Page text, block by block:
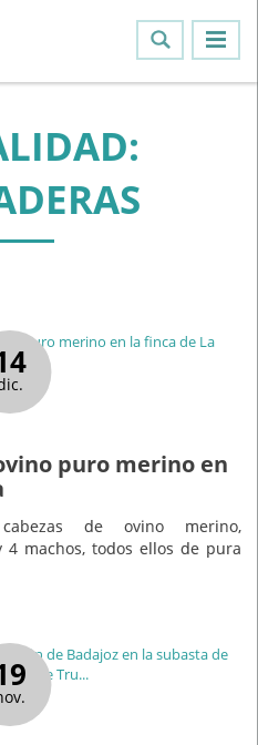
puro merino en
de ovino merino,
machos, todos ellos de pura